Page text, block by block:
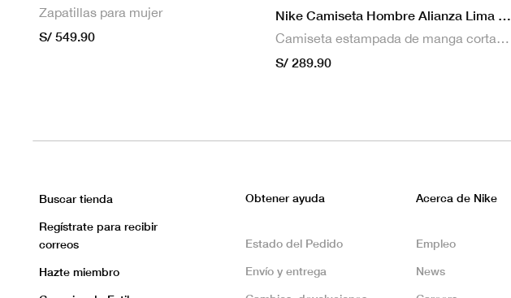
Zapatillas para mujer
S/ 549.90
Nike Camiseta Hombre Alianza Lima 2026 Local
Camiseta estampada de manga corta masculina Nike Dri-FIT de Alianza Lima Stadium para hombre
S/ 289.90
Buscar tienda
Regístrate para recibir
correos
Hazte miembro
Obtener ayuda
Estado del Pedido
Envío y entrega
Acerca de Nike
Empleo
News